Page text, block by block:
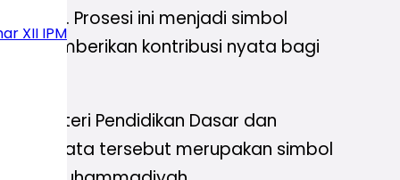
XII IPM
Prosesi ini menjadi simbol
memberikan kontribusi nyata bagi
Menteri Pendidikan Dasar dan
mata tersebut merupakan simbol